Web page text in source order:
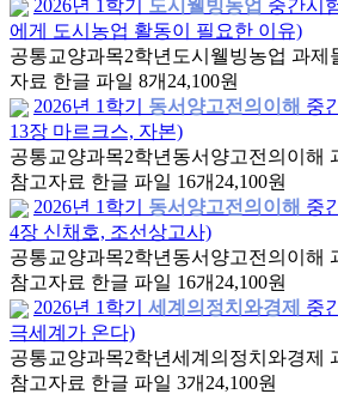
2026년 1학기 도시웰빙농업 중간시
에게 도시농업 활동이 필요한 이유)
공통교양과목2학년 도시웰빙농업 과제
자료 한글 파일 8개 24,100원
2026년 1학기
동서양고전의이해 중
13장 마르크스, 자본)
공통교양과목2학년 동서양고전의이해
참고자료 한글 파일 16개 24,100원
2026년 1학기
동서양고전의이해 중
4장 신채호, 조선상고사)
공통교양과목2학년 동서양고전의이해
참고자료 한글 파일 16개 24,100원
2026년 1학기
세계의정치와경제 중
극세계가 온다)
공통교양과목2학년세계의정치와경제
참고자료 한글 파일 3개 24,100원